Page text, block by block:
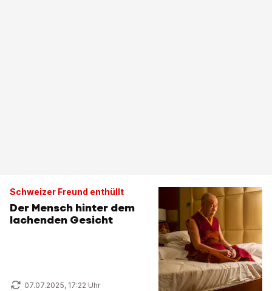
Schweizer Freund enthüllt
Der Mensch hinter dem
lachenden Gesicht
07.07.2025, 17:22 Uhr